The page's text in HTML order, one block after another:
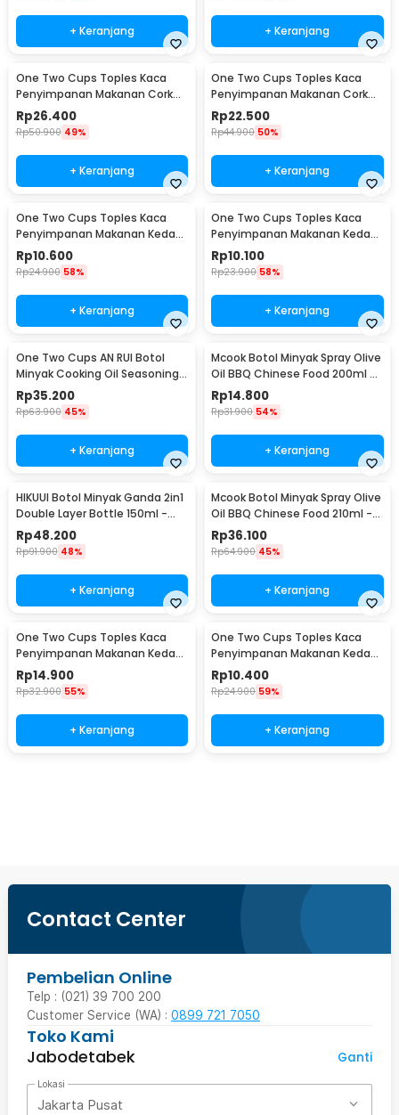
+ Keranjang + Keranjang
One Two Cups Toples Kaca
Penyimpanan Makanan Cork
Seal Storage Jar 800ml - E1
Rp26.400
Rp50.900 49%
+ Keranjang
One Two Cups Toples Kaca
Penyimpanan Makanan Cork
Seal Storage Jar 500ml - E1
Rp22.500
Rp44.900 50%
+ Keranjang
One Two Cups Toples Kaca
Penyimpanan Makanan Kedap
Udara Storage Jar 350ml -
GH1270
Rp10.600
Rp24.900 58%
+ Keranjang
One Two Cups Toples Kaca
Penyimpanan Makanan Kedap
Udara Storage Jar 250ml -
GH1270
Rp10.100
Rp23.900 58%
+ Keranjang
One Two Cups AN RUI Botol
Minyak Cooking Oil Seasoning
Bottle 550ml - YH-033
Rp35.200
Rp63.900 45%
+ Keranjang
Mcook Botol Minyak Spray Olive
Oil BBQ Chinese Food 200ml -
M219
Rp14.800
Rp31.900 54%
+ Keranjang
HIKUUI Botol Minyak Ganda 2in1
Double Layer Bottle 150ml -
HI150
Rp48.200
Rp91.900 48%
+ Keranjang
Mcook Botol Minyak Spray Olive
Oil BBQ Chinese Food 210ml -
M2194
Rp36.100
Rp64.900 45%
+ Keranjang
One Two Cups Toples Kaca
Penyimpanan Makanan Kedap
Udara Glass Jar 410ml - GH1270
Rp14.900
Rp32.900 55%
+ Keranjang
One Two Cups Toples Kaca
Penyimpanan Makanan Kedap
Udara Glass Jar 280ml -
GH1270
Rp10.400
Rp24.900 59%
+ Keranjang
Contact Center
Pembelian Online
Telp : (021) 39 700 200
Customer Service (WA) : 0899 721 7050
Toko Kami
Jabodetabek
Ganti
Lokasi
Jakarta Pusat